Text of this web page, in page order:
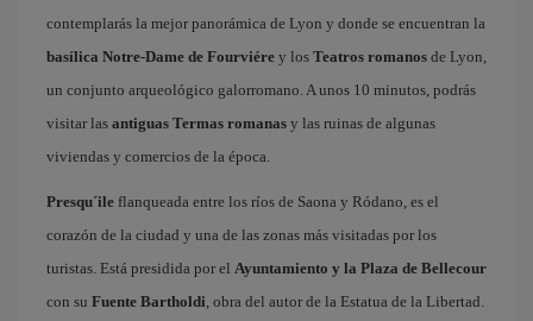
contemplarás la mejor panorámica de Lyon y donde se encuentran la
basílica Notre-Dame de Fourviére y los Teatros romanos de Lyon,
un conjunto arqueológico galorromano. A unos 10 minutos, podrás
visitar las antiguas Termas romanas y las ruinas de algunas
viviendas y comercios de la época.
Presqu´ile flanqueada entre los ríos de Saona y Ródano, es el
corazón de la ciudad y una de las zonas más visitadas por los
turistas. Está presidida por el Ayuntamiento y la Plaza de Bellecour
con su Fuente Bartholdi, obra del autor de la Estatua de la Libertad.